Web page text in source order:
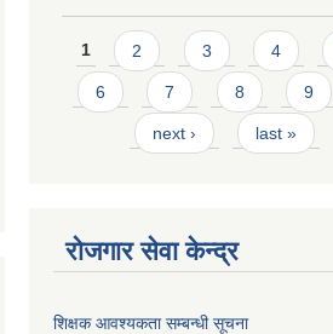
Pages
1 2 3 4
6 7 8 9
next › last »
रोजगार सेवा केन्द्र
शिक्षक आवश्यकता सम्बन्धी सूचना